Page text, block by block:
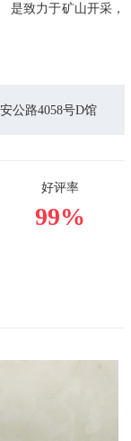
是致力于矿山开采，
公路4058号D馆
好评率
99%